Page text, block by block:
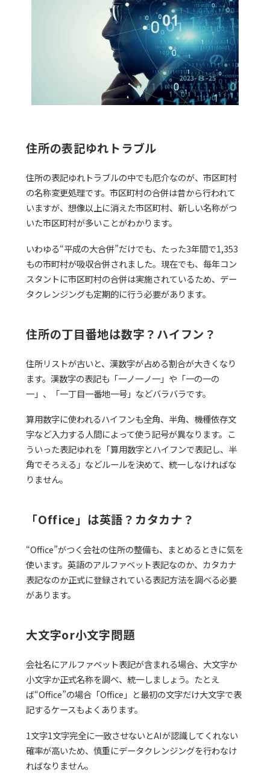
住所の表記ゆれトラブル
住所の表記ゆれトラブルの中でも厄介なのが、市区町村
の名称変更処理です。市区町村の合併は昔から行われて
いますが、想像以上に消えた市区町村、新しい名称がつ
いた市区町村が多いことがわかります。
いわゆる“平成の大合併”だけでも、たった3年間で1,353
もの市町村が吸収合併されました。現在でも、毎年コン
スタントに市区町村の合併は実施されているため、デー
タクレンジングも定期的に行う必要があります。
住所の丁目番地は数字？ハイフン？
住所リストが古いと、漢数字が占める割合が大きくなり
ます。漢数字の表記も「一ノ一ノ一」や「一の一の
一」、「一丁目一番地一号」などバラバラです。
算用数字に使われるハイフンも全角、半角、機種依存文
字など入力する人間によって使う記号が異なります。こ
ういった表記ゆれを「算用数字とハイフンで表記し、半
角でそろえる」などルールを決めて、統一しなければな
りません。
「Office」は英語？カタカナ？
“Office”がつく会社の住所の整備も、まとめるときに気を
使います。英語のアルファベット表記なのか、カタカナ
表記なのか正式に登録されている表記方法を調べる必要
があります。
大文字or小文字問題
会社名にアルファベット表記が含まれる場合、大文字か
小文字か正式名称を調べ、統一しましょう。たとえ
ば“Office”の場合「Office」と最初の文字だけ大文字で表
記するケースもよくあります。
1文字1文字完全に一致させないとAIが認識してくれない
確率が高いため、慎重にデータクレンジングを行わなけ
ればなりません。